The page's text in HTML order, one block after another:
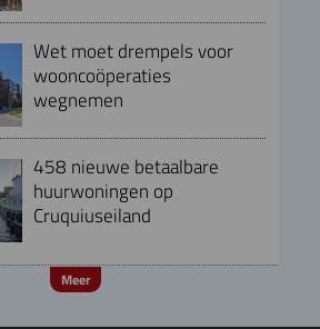
Wet moet drempels voor
wooncoöperaties
wegnemen
458 nieuwe betaalbare
huurwoningen op
Cruquiuseiland
Meer